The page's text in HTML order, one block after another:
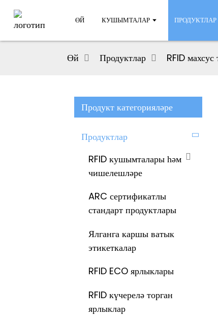
ӨЙ КУШЫМТАЛАР ПРОДУКТЛАР
Өй Продуктлар RFID махсус
Продукт категорияләре
Продуктлар
RFID кушымталары һәм
чишелешләре
ARC сертификатлы
стандарт продуктлары
Ялганга каршы ватык
этикеткалар
RFID ECO ярлыклары
RFID күчерелә торган
ярлыклар